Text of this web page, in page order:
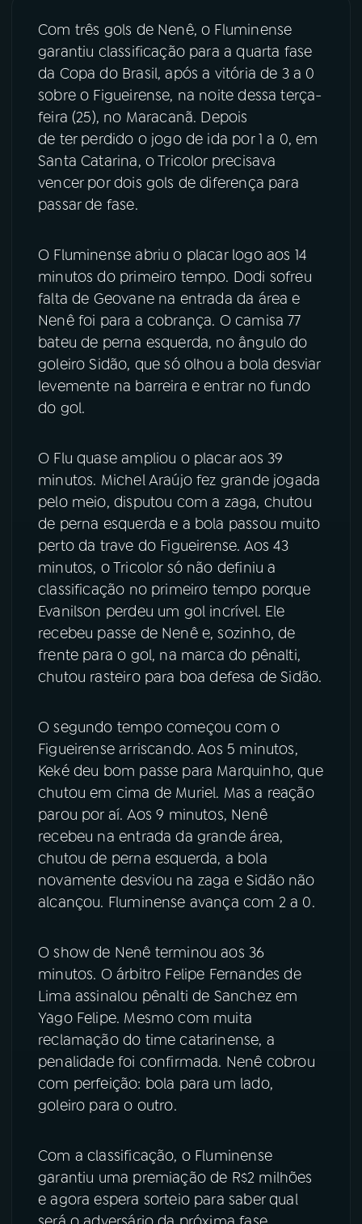
07ÚLTIMAS
08FESTIVAL DE MÚSICA
YouTube Facebook
Instagram
TikTok
Com três gols de Nenê, o Fluminense
garantiu classificação para a quarta fase
da Copa do Brasil, após a vitória de 3 a 0
sobre o Figueirense, na noite dessa terça-
feira (25), no Maracanã. Depois
de ter perdido o jogo de ida por 1 a 0, em
Santa Catarina, o Tricolor precisava
vencer por dois gols de diferença para
passar de fase.
O Fluminense abriu o placar logo aos 14
minutos do primeiro tempo. Dodi sofreu
falta de Geovane na entrada da área e
Nenê foi para a cobrança. O camisa 77
bateu de perna esquerda, no ângulo do
goleiro Sidão, que só olhou a bola desviar
levemente na barreira e entrar no fundo
do gol.
O Flu quase ampliou o placar aos 39
minutos. Michel Araújo fez grande jogada
pelo meio, disputou com a zaga, chutou
de perna esquerda e a bola passou muito
perto da trave do Figueirense. Aos 43
minutos, o Tricolor só não definiu a
classificação no primeiro tempo porque
Evanilson perdeu um gol incrível. Ele
recebeu passe de Nenê e, sozinho, de
frente para o gol, na marca do pênalti,
chutou rasteiro para boa defesa de Sidão.
O segundo tempo começou com o
Figueirense arriscando. Aos 5 minutos,
Keké deu bom passe para Marquinho, que
chutou em cima de Muriel. Mas a reação
parou por aí. Aos 9 minutos, Nenê
recebeu na entrada da grande área,
chutou de perna esquerda, a bola
novamente desviou na zaga e Sidão não
alcançou. Fluminense avança com 2 a 0.
O show de Nenê terminou aos 36
minutos. O árbitro Felipe Fernandes de
Lima assinalou pênalti de Sanchez em
Yago Felipe. Mesmo com muita
reclamação do time catarinense, a
penalidade foi confirmada. Nenê cobrou
com perfeição: bola para um lado,
goleiro para o outro.
Com a classificação, o Fluminense
garantiu uma premiação de R$2 milhões
e agora espera sorteio para saber qual